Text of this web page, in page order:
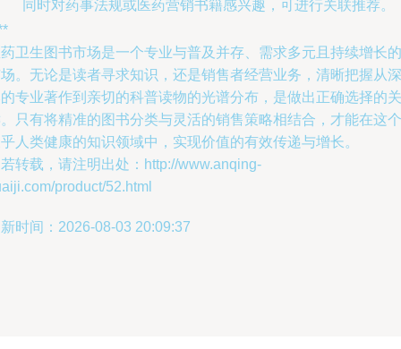
同时对药事法规或医药营销书籍感兴趣，可进行关联推荐。
卫生图书市场是一个专业与普及并存、需求多元且持续增长的
。无论是读者寻求知识，还是销售者经营业务，清晰把握从深
专业著作到亲切的科普读物的光谱分布，是做出正确选择的关
只有将精准的图书分类与灵活的销售策略相结合，才能在这个
人类健康的知识领域中，实现价值的有效传递与增长。
转载，请注明出处：http://www.anqing-
product/52.html
时间：2026-08-03 20:09:37